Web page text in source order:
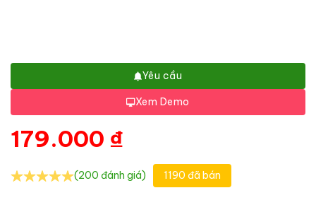
Yêu cầu
Xem Demo
179.000 ₫
(200 đánh giá) 1190 đã bán